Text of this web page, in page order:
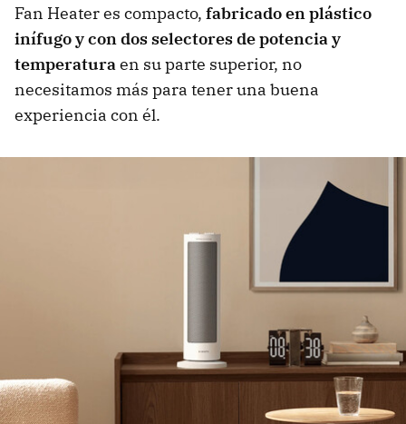
Fan Heater es compacto, fabricado en plástico
inífugo y con dos selectores de potencia y
temperaturaen su parte superior, no
necesitamos más para tener una buena
experiencia con él.